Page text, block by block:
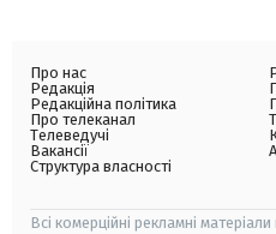
Про нас
Редакція
Редакційна політика
Про телеканал
Телеведучі
Вакансії
Структура власності
Всі комерційні рекламні